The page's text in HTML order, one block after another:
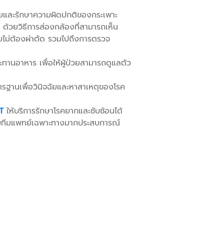
ละรักษาความผิดปกติของกระเพาะ
ด้วยวิธีการส่องกล้องที่สามารถเห็น
ม่ต้องผ่าตัด รวมไปถึงการตรวจ
านอาหาร เพื่อให้ผู้ป่วยสามารถดูแลตัว
านเพื่อวินิจฉัยและหาสาเหตุของโรค
ให้บริการรักษาโรคยากและซับซ้อนได้
มแพทย์เฉพาะทางมากประสบการณ์